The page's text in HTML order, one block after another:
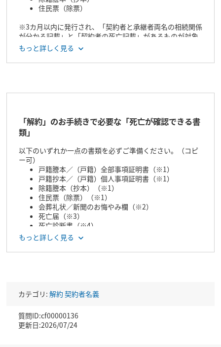
住民票（除票）
※3カ月以内に発行され、「契約者と承継者両名の相続関係
が分かる記載」と「契約者の死亡記載」があるものが対象
です。
上記書類に「契約者の死亡記載」がない場合
ださい。（コピー可）
死亡診断書
火葬（埋葬）許可書
斎場使用料の領収書（※2）
※1：自治体で受理された（受理印のある）ものが対象で
す。
※2：亡くなられた契約者のフルネームが記載されているも
のが対象です。
もっと詳しく見る
「解約」のお手続きで必要な「死亡が確認できる書
類」
以下のいずれか一点の書類を必ずご準備ください。（コピ
ー可）
戸籍謄本／（戸籍）全部事項証明書（※1）
戸籍抄本／（戸籍）個人事項証明書（※1）
除籍謄本（抄本）（※1）
住民票（除票）（※1）
会葬礼状／新聞のお悔やみ欄（※2）
死亡届（※3）
死亡診断書（※4）
火葬（埋葬）許可書
香典返し（※2）
斎場使用料の領収書（※2）
※2：亡くなられた契約者のフルネームが記載されているも
のが対象です。
す。ただし、右面の死亡診断書に記載があれば受付可能で
す。
もっと詳しく見る
カテゴリ: 解約契約者名義
質問ID:cf00000136
更新日:2026/07/24